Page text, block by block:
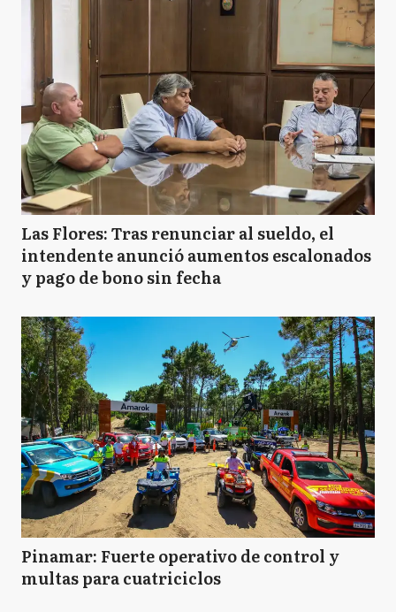
Las Flores: Tras renunciar al sueldo, el
intendente anunció aumentos escalonados
y pago de bono sin fecha
Pinamar: Fuerte operativo de control y
multas para cuatriciclos